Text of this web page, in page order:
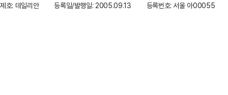
제호: 데일리안
등록일/발행일: 2005.09.13 등록번호: 서울 아00055